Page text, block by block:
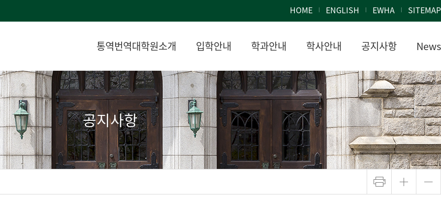
HOME ENGLISH EWHA SITEMAP
통역번역대학원소개 입학안내 학과안내 학사안내 공지사항 News
공지사항